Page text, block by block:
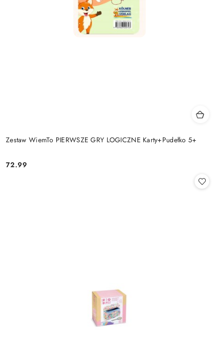
Zestaw WiemTo PIERWSZE GRY LOGICZNE Karty+Pudełko 5+
Cena:
72.99